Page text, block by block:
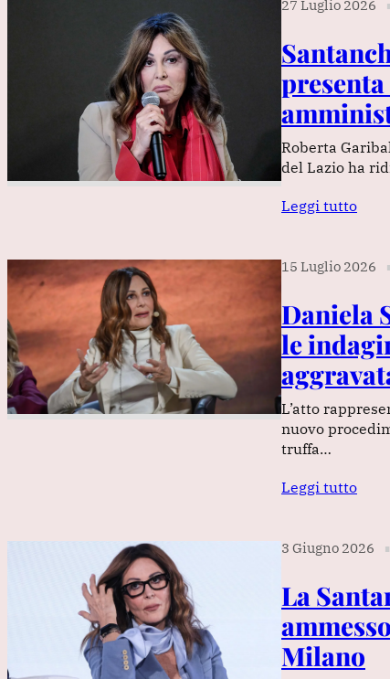
27 Luglio 2026 ∎
Roberta
del Lazio ha
Leggi tutto
15 Luglio 2026 ∎
Daniela
le
L’atto
nuovo
truffa…
Leggi tutto
3 Giugno 2026 ∎
La
Milano